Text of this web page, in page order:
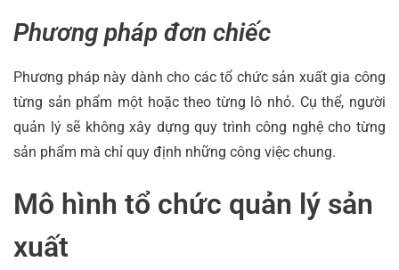
Phương pháp đơn chiếc
Phương pháp này dành cho các tổ chức sản xuất gia công
từng sản phẩm một hoặc theo từng lô nhỏ. Cụ thể, người
quản lý sẽ không xây dựng quy trình công nghệ cho từng
sản phẩm mà chỉ quy định những công việc chung.
Mô hình tổ chức quản lý sản
xuất